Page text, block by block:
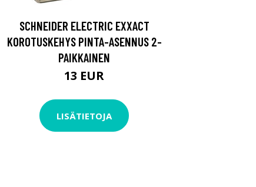
SCHNEIDER ELECTRIC EXXACT
KOROTUSKEHYS PINTA-ASENNUS 2-
PAIKKAINEN
13 EUR
LISÄTIETOJA